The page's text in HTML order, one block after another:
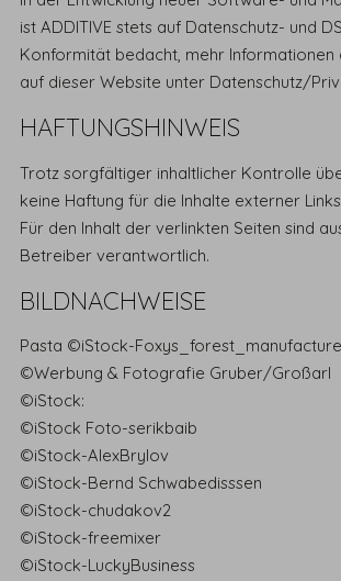
ist ADDITIVE stets auf Datenschutz- und
Konformität bedacht, mehr Informationen
auf dieser Website unter Datenschutz/
HAFTUNGSHINWEIS
Trotz sorgfältiger inhaltlicher Kontrolle
keine Haftung für die Inhalte externer
Für den Inhalt der verlinkten Seiten sind
Betreiber verantwortlich.
BILDNACHWEISE
Pasta ©iStock-Foxys_forest_manufacture
©Werbung & Fotografie Gruber/Großarl
©iStock:
©iStock Foto-serikbaib
©iStock-AlexBrylov
©iStock-Bernd Schwabedisssen
©iStock-chudakov2
©iStock-freemixer
©iStock-LuckyBusiness